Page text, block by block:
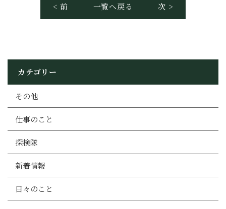
< 前 一覧へ戻る 次 >
カテゴリー
その他
仕事のこと
探検隊
新着情報
日々のこと